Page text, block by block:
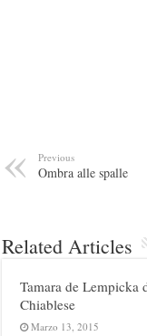
Previous
Ombra alle spalle
Related Articles
Tamara de Lempicka
Chiablese
Marzo 13, 2015